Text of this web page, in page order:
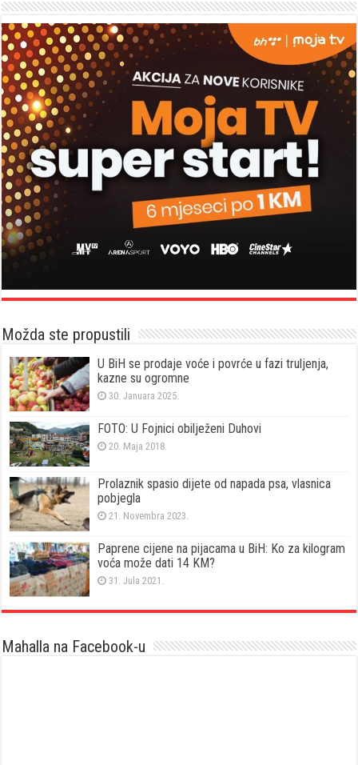
Možda ste propustili
U BiH se prodaje voće i povrće u fazi truljenja,
kazne su ogromne
30. Januara 2025.
FOTO: U Fojnici obilježeni Duhovi
20. Maja 2018.
Prolaznik spasio dijete od napada psa, vlasnica
pobjegla
21. Novembra 2023.
Paprene cijene na pijacama u BiH: Ko za kilogram
voća može dati 14 KM?
31. Jula 2021.
Mahalla na Facebook-u